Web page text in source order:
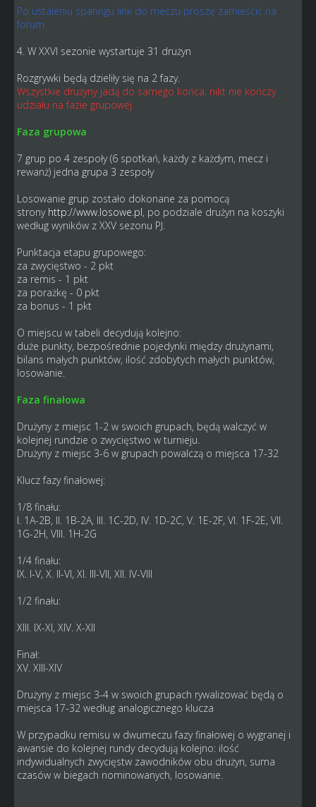
Po ustaleniu sparingu link do meczu proszę zamieścić na
forum.
4. W XXVI sezonie wystartuje 31 drużyn
Rozgrywki będą dzieliły się na 2 fazy.
Wszystkie drużyny jadą do samego końca, nikt nie kończy
udziału na fazie grupowej.
Faza grupowa
7 grup po 4 zespoły (6 spotkań, każdy z każdym, mecz i
rewanż) jedna grupa 3 zespoły
Losowanie grup zostało dokonane za pomocą
strony http://www.losowe.pl, po podziale drużyn na koszyki
według wyników z XXV sezonu PJ.
Punktacja etapu grupowego:
za zwycięstwo - 2 pkt
za remis - 1 pkt
za porażkę - 0 pkt
za bonus - 1 pkt
O miejscu w tabeli decydują kolejno:
duże punkty, bezpośrednie pojedynki między drużynami,
bilans małych punktów, ilość zdobytych małych punktów,
losowanie.
Faza finałowa
Drużyny z miejsc 1-2 w swoich grupach, będą walczyć w
kolejnej rundzie o zwycięstwo w turnieju.
Drużyny z miejsc 3-6 w grupach powalczą o miejsca 17-32
Klucz fazy finałowej:
1/8 finału:
I. 1A-2B, II. 1B-2A, III. 1C-2D, IV. 1D-2C, V. 1E-2F, VI. 1F-2E, VII.
1G-2H, VIII. 1H-2G
1/4 finału:
IX. I-V, X. II-VI, XI. III-VII, XII. IV-VIII
1/2 finału:
XIII. IX-XI, XIV. X-XII
Finał:
XV. XIII-XIV
Drużyny z miejsc 3-4 w swoich grupach rywalizować będą o
miejsca 17-32 według analogicznego klucza
W przypadku remisu w dwumeczu fazy finałowej o wygranej i
awansie do kolejnej rundy decydują kolejno: ilość
indywidualnych zwycięstw zawodników obu drużyn, suma
czasów w biegach nominowanych, losowanie.